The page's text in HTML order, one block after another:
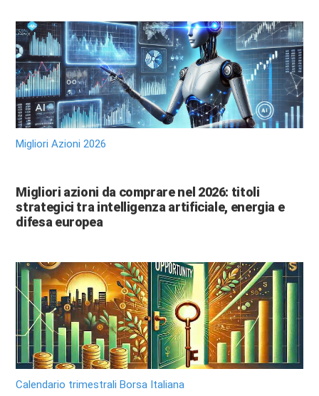
Migliori Azioni 2026
Migliori azioni da comprare nel 2026: titoli
strategici tra intelligenza artificiale, energia e
difesa europea
Calendario trimestrali Borsa Italiana